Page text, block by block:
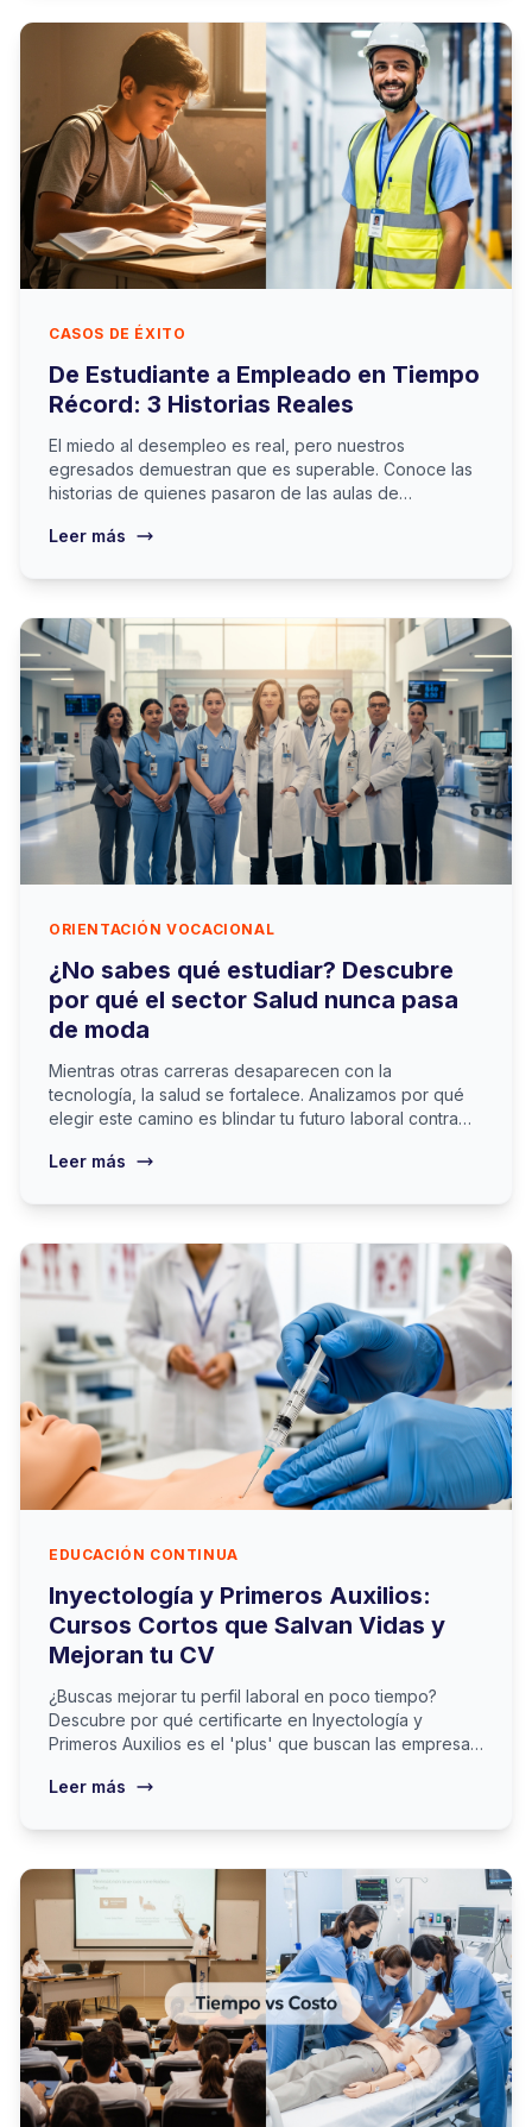
CASOS DE ÉXITO
De Estudiante a Empleado en Tiempo
Récord: 3 Historias Reales
El miedo al desempleo es real, pero nuestros
egresados demuestran que es superable. Conoce las
historias de quienes pasaron de las aulas de
Leer más
ORIENTACIÓN VOCACIONAL
¿No sabes qué estudiar? Descubre
por qué el sector Salud nunca pasa
de moda
Mientras otras carreras desaparecen con la
tecnología, la salud se fortalece. Analizamos por qué
elegir este camino es blindar tu futuro laboral contra
Leer más
EDUCACIÓN CONTINUA
Inyectología y Primeros Auxilios:
Cursos Cortos que Salvan Vidas y
Mejoran tu CV
¿Buscas mejorar tu perfil laboral en poco tiempo?
Descubre por qué certificarte en Inyectología y
Primeros Auxilios es el 'plus' que buscan las empresas
Leer más